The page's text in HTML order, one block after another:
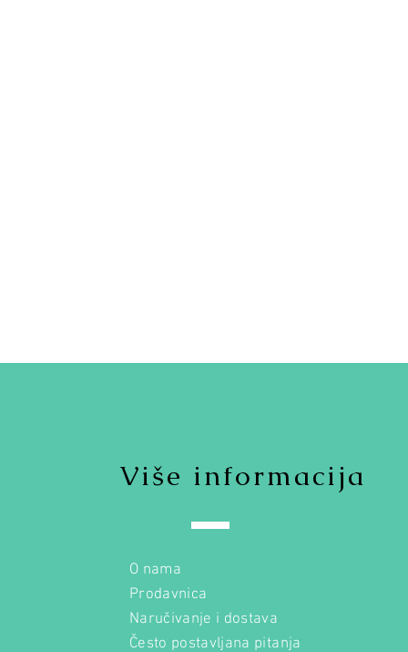
Više informacija
O nama
Prodavnica
Naručivanje i dostava
Često postavljana pitanja